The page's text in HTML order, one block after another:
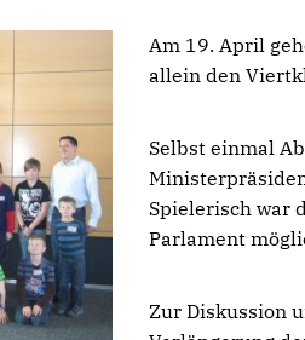
Am 19. April
allein den
Selbst einmal
Spielerisch war
Parlament
Zur Diskussion